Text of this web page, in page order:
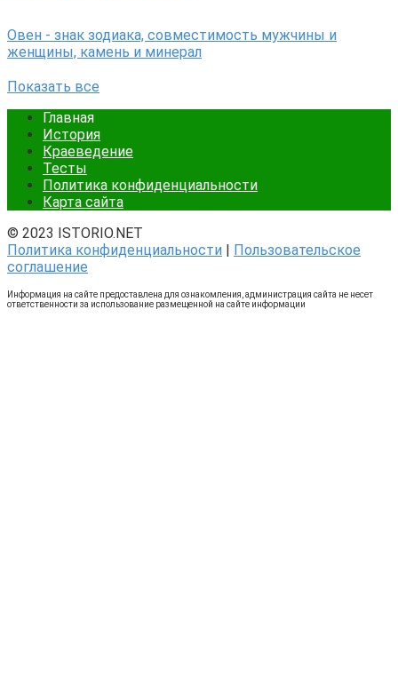
Овен - знак зодиака, совместимость мужчины и
женщины, камень и минерал
Показать все
Главная
История
Краеведение
Тесты
Политика конфиденциальности
Карта сайта
© 2023 ISTORIO.NET
Политика конфиденциальности | Пользовательское
соглашение
Информация на сайте предоставлена для ознакомления, администрация сайта не несет
ответственности за использование размещенной на сайте информации